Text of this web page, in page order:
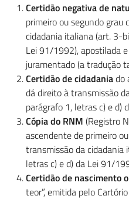
Certidão negativa de
primeiro ou segundo grau
cidadania italiana (art. 3-
Lei 91/1992), apostilada
juramentado (a tradução
Certidão de cidadaniado
dá direito à transmissão
parágrafo 1, letras c) e d)
Cópia do RNM (Registro
ascendente de primeiro
transmissão da
letras c) e d) da Lei 91/
Certidão de nascimento
teor”, emitida pelo